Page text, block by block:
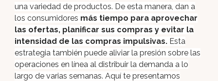
una variedad de productos. De esta manera, dan a
los consumidores más tiempo para aprovechar
las ofertas, planificar sus compras y evitar la
intensidad de las compras impulsivas. Esta
estrategia también puede aliviar la presión sobre las
operaciones en línea al distribuir la demanda a lo
largo de varias semanas. Aquí te presentamos